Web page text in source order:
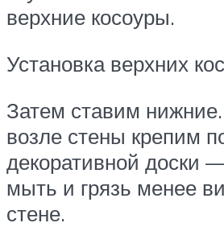
верхние косоуры.
Установка верхних
Затем ставим
возле стены крепим
декоративной доски
мыть и грязь менее
стене.